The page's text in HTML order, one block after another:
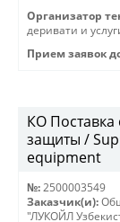
Организатор
деривати и
Прием заявок
КО Поставка
защиты /
equipment
№: 2500003549
Заказчик(и):
"ЛУКОЙЛ